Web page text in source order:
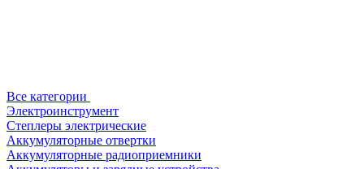
Все категории
Электроинструмент
Степлеры электрические
Аккумуляторные отвертки
Аккумуляторные радиоприемники